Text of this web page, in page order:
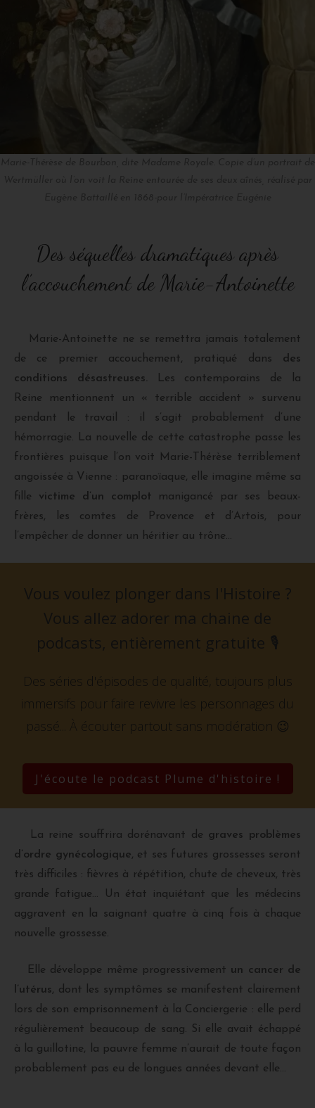
Des séquelles dramatiques après
l’accouchement de Marie-Antoinette
Marie-Antoinette ne se remettra jamais totalement
de ce premier accouchement, pratiqué dans des
conditions désastreuses. Les contemporains de la
Reine mentionnent un « terrible accident » survenu
pendant le travail : il s’agit probablement d’une
hémorragie. La nouvelle de cette catastrophe passe les
frontières puisque l’on voit Marie-Thérèse terriblement
angoissée à Vienne : paranoïaque, elle imagine même sa
fille victime d’un complot manigancé par ses beaux-
frères, les comtes de Provence et d’Artois, pour
l’empêcher de donner un héritier au trône…
Vous voulez plonger dans l'Histoire ?
Vous allez adorer ma chaine de
podcasts, entièrement gratuite 🎙️
Des séries d'épisodes de qualité, toujours plus
immersifs pour faire revivre les personnages du
passé... À écouter partout sans modération 😉
J'écoute le podcast Plume d'histoire !
La reine souffrira dorénavant de graves problèmes
d’ordre gynécologique, et ses futures grossesses seront
très difficiles : fièvres à répétition, chute de cheveux, très
grande fatigue… Un état inquiétant que les médecins
aggravent en la saignant quatre à cinq fois à chaque
nouvelle grossesse.
Elle développe même progressivement un cancer de
l’utérus, dont les symptômes se manifestent clairement
lors de son emprisonnement à la Conciergerie : elle perd
régulièrement beaucoup de sang. Si elle avait échappé
à la guillotine, la pauvre femme n’aurait de toute façon
probablement pas eu de longues années devant elle…